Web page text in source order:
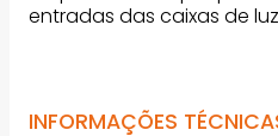
entradas das caixas de
INFORMAÇÕES